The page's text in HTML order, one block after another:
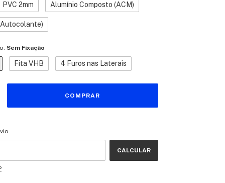
PVC 2mm Alumínio Composto (ACM)
Sem Fixação
Fita VHB 4 Furos nas Laterais
CALCULAR